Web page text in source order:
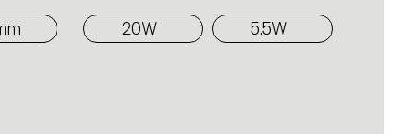
20W 5.5W